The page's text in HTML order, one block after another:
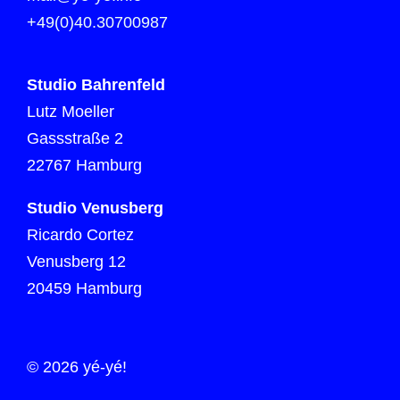
+49(0)40.30700987
Studio Bahrenfeld
Lutz Moeller
Gassstraße 2
22767 Hamburg
Studio Venusberg
Ricardo Cortez
Venusberg 12
20459 Hamburg
© 2026 yé-yé!